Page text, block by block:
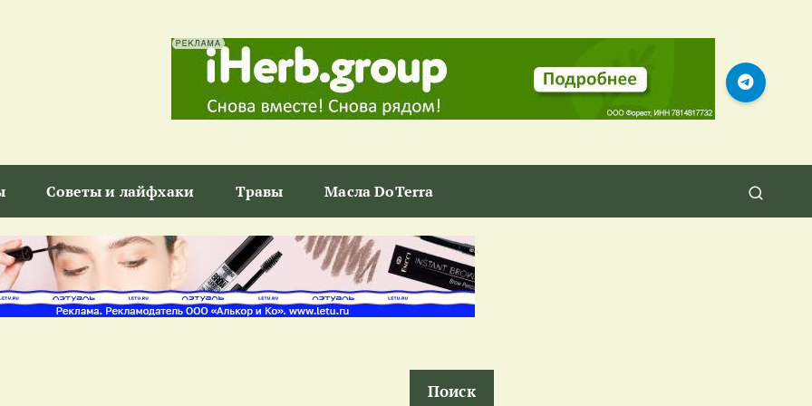
Советы и лайфхаки Травы Масла DoTerra
Поиск